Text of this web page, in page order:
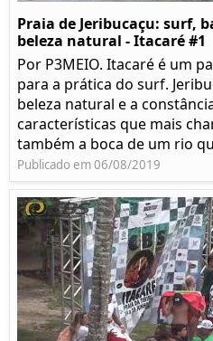
Praia de Jeribucaçu: surf,
beleza natural - Itacaré #1
Por P3MEIO. Itacaré é um
para a prática do surf.
beleza natural e a
características que mais
também a boca de um rio
Publicado em 06/08/2019